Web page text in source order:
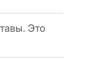
Это